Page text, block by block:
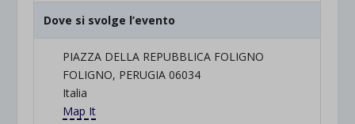
Dove si svolge l’evento
PIAZZA DELLA REPUBBLICA FOLIGNO
FOLIGNO, PERUGIA 06034
Italia
Map It